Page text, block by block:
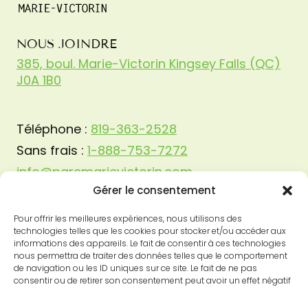
Gérer le consentement
Pour offrir les meilleures expériences, nous utilisons des
technologies telles que les cookies pour stocker et/ou accéder aux
informations des appareils. Le fait de consentir à ces technologies
nous permettra de traiter des données telles que le comportement
de navigation ou les ID uniques sur ce site. Le fait de ne pas
consentir ou de retirer son consentement peut avoir un effet négatif
NOUS JOINDRE
385, boul. Marie-Victorin Kingsey Falls (QC)
J0A 1B0
Téléphone : 819-363-2528
Sans frais : 1-888-753-7272
info@parcmarievictorin.com